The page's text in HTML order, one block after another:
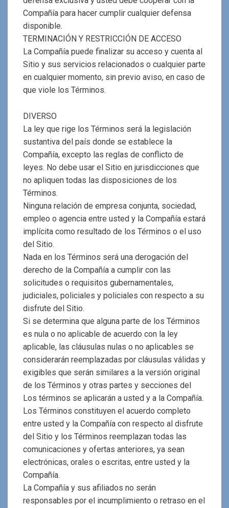
Compañía para hacer cumplir cualquier defensa
disponible.
TERMINACIÓN Y RESTRICCIÓN DE ACCESO
La Compañía puede finalizar su acceso y cuenta al
Sitio y sus servicios relacionados o cualquier parte
en cualquier momento, sin previo aviso, en caso de
que viole los Términos.
DIVERSO
La ley que rige los Términos será la legislación
sustantiva del país donde se establece la
Compañía, excepto las reglas de conflicto de
leyes. No debe usar el Sitio en jurisdicciones que
no apliquen todas las disposiciones de los
Términos.
Ninguna relación de empresa conjunta, sociedad,
empleo o agencia entre usted y la Compañía estará
implícita como resultado de los Términos o el uso
del Sitio.
Nada en los Términos será una derogación del
derecho de la Compañía a cumplir con las
solicitudes o requisitos gubernamentales,
judiciales, policiales y policiales con respecto a su
disfrute del Sitio.
Si se determina que alguna parte de los Términos
es nula o no aplicable de acuerdo con la ley
aplicable, las cláusulas nulas o no aplicables se
considerarán reemplazadas por cláusulas válidas y
exigibles que serán similares a la versión original
de los Términos y otras partes y secciones del
Los términos se aplicarán a usted y a la Compañía.
Los Términos constituyen el acuerdo completo
entre usted y la Compañía con respecto al disfrute
del Sitio y los Términos reemplazan todas las
comunicaciones y ofertas anteriores, ya sean
electrónicas, orales o escritas, entre usted y la
Compañía.
La Compañía y sus afiliados no serán
responsables por el incumplimiento o retraso en el